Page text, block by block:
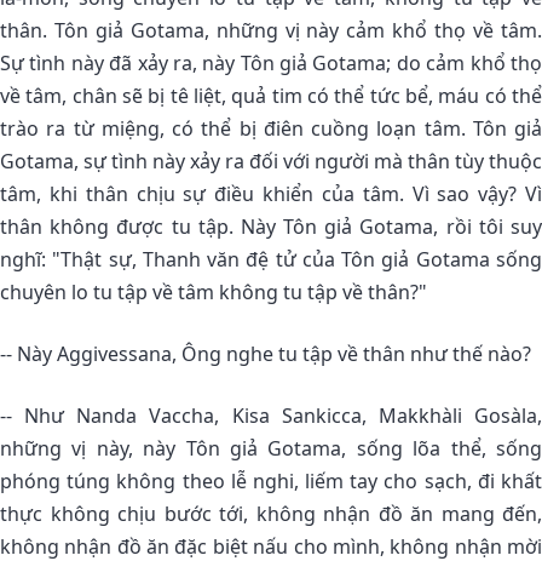
thân. Tôn giả Gotama, những vị này cảm khổ thọ về tâm.
Sự tình này đã xảy ra, này Tôn giả Gotama; do cảm khổ thọ
về tâm, chân sẽ bị tê liệt, quả tim có thể tức bể, máu có thể
trào ra từ miệng, có thể bị điên cuồng loạn tâm. Tôn giả
Gotama, sự tình này xảy ra đối với người mà thân tùy thuộc
tâm, khi thân chịu sự điều khiển của tâm. Vì sao vậy? Vì
thân không được tu tập. Này Tôn giả Gotama, rồi tôi suy
nghĩ: "Thật sự, Thanh văn đệ tử của Tôn giả Gotama sống
chuyên lo tu tập về tâm không tu tập về thân?"
-- Này Aggivessana, Ông nghe tu tập về thân như thế nào?
-- Như Nanda Vaccha, Kisa Sankicca, Makkhàli Gosàla,
những vị này, này Tôn giả Gotama, sống lõa thể, sống
phóng túng không theo lễ nghi, liếm tay cho sạch, đi khất
thực không chịu bước tới, không nhận đồ ăn mang đến,
không nhận đồ ăn đặc biệt nấu cho mình, không nhận mời